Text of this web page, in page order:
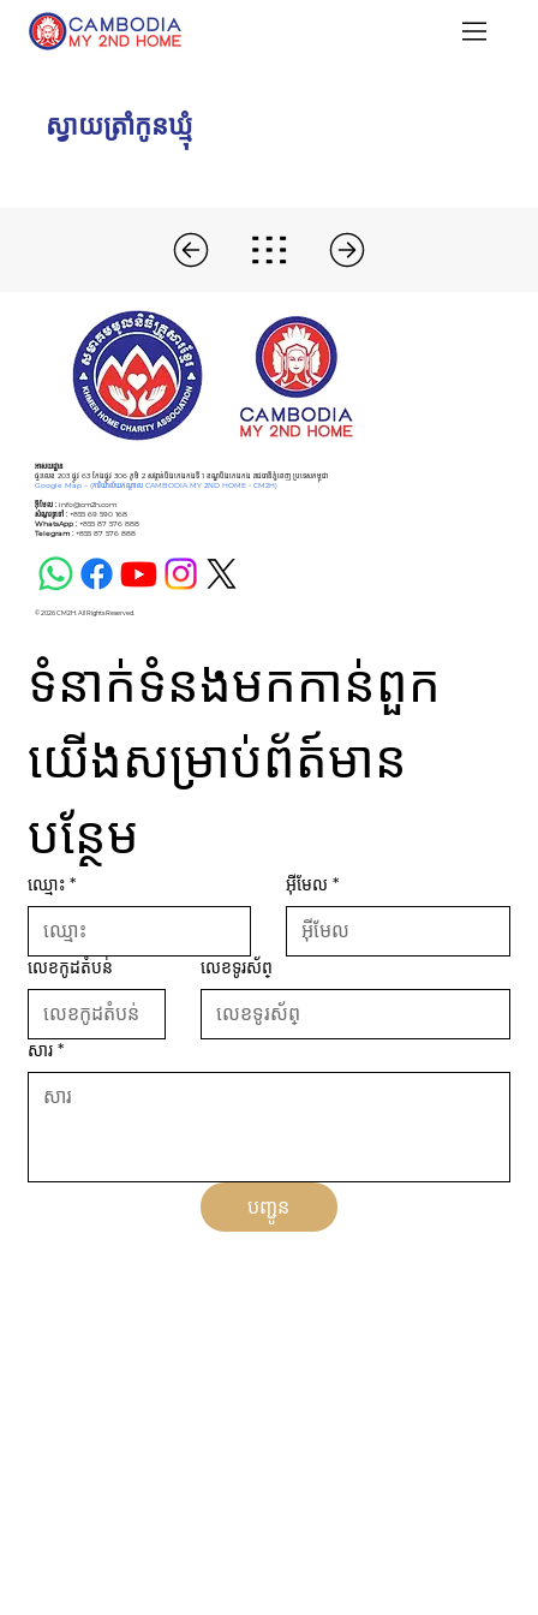
ស្វាយត្រាំកូនឃ្មំុ
អាសយដ្ឋាន
ផ្ទះលេខ 203 ផ្លូវ 63 កែងផ្លូវ 306 ភូមិ 2 សង្កាត់បឹងកេងកងទី 1 ខណ្ឌបឹងកេងកង រាជធានីភ្នំពេញ ប្រទេសកម្ពុជា
Google Map –(ការិយាល័យកណ្ដាល CAMBODIA MY 2ND HOME - CM2H)
អ៊ីមែល : info@cm2h.com
សំណួរទូទៅ :+855 69 590 168
WhatsApp :+855 87 576 888
Telegram :+855 87 576 888
© 2026 CM2H. All Rights Reserved.
ទំនាក់ទំនងមកកាន់ពួក
យើងសម្រាប់ព័ត៍មាន
បន្ថែម
ឈ្មោះ * អ៊ីមែល *
លេខកូដតំបន់ លេខទូរស័ព្
សារ *
បញ្ជូន